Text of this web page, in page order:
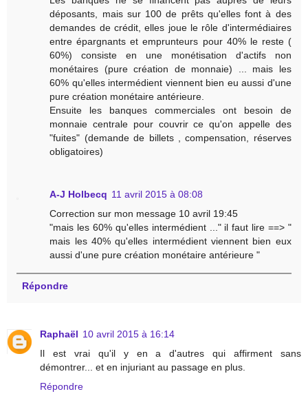
déposants, mais sur 100 de prêts qu'elles font à des
demandes de crédit, elles joue le rôle d'intermédiaires
entre épargnants et emprunteurs pour 40% le reste (
60%) consiste en une monétisation d'actifs non
monétaires (pure création de monnaie) ... mais les
60% qu'elles intermédient viennent bien eu aussi d'une
pure création monétaire antérieure.
Ensuite les banques commerciales ont besoin de
monnaie centrale pour couvrir ce qu'on appelle des
"fuites" (demande de billets , compensation, réserves
obligatoires)
A-J Holbecq 11 avril 2015 à 08:08
Correction sur mon message 10 avril 19:45
"mais les 60% qu'elles intermédient ..." il faut lire ==> "
mais les 40% qu'elles intermédient viennent bien eux
aussi d'une pure création monétaire antérieure "
Répondre
Raphaël 10 avril 2015 à 16:14
Il est vrai qu'il y en a d'autres qui affirment sans
démontrer... et en injuriant au passage en plus.
Répondre